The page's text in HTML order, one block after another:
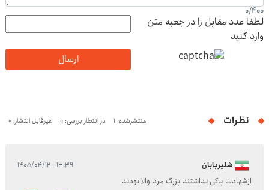
0/400
لطفا عدد مقابل را در جعبه متن
وارد کنید
ارسال
نظرات منتشرشده: 1 در انتظار بررسی: 0 غیرقابل انتشار: 0
شلیربابان ۱۳:۳۹ - ۱۴۰۵/۰۴/۱۲
ازشهادت باکی نداشتند بزرگ مرد والا بودند